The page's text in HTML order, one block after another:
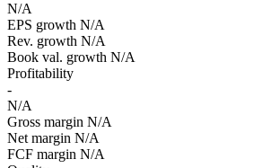
N/A
EPS growth N/A
Rev. growth N/A
Book val. growth N/A
Profitability
-
N/A
Gross margin N/A
Net margin N/A
FCF margin N/A